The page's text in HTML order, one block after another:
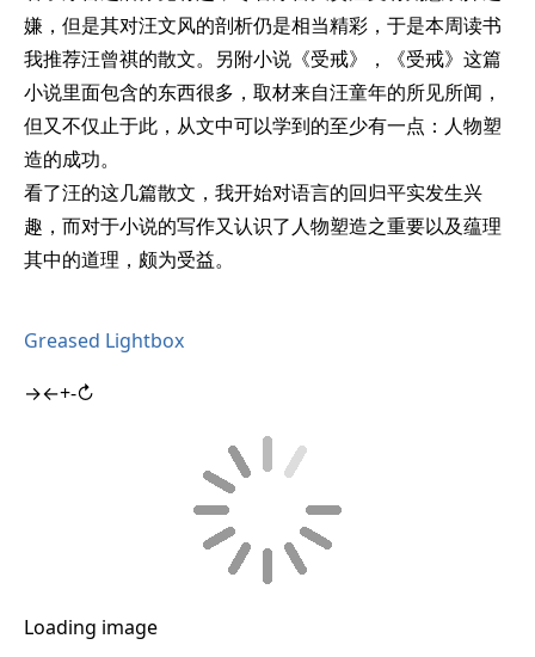
嫌，但是其对汪文风的剖析仍是相当精彩，于是本周读书
我推荐汪曾祺的散文。另附小说《受戒》，《受戒》这篇
小说里面包含的东西很多，取材来自汪童年的所见所闻，
但又不仅止于此，从文中可以学到的至少有一点：人物塑
造的成功。
看了汪的这几篇散文，我开始对语言的回归平实发生兴
趣，而对于小说的写作又认识了人物塑造之重要以及蕴理
其中的道理，颇为受益。
Greased Lightbox
→←+-↻
Loading image